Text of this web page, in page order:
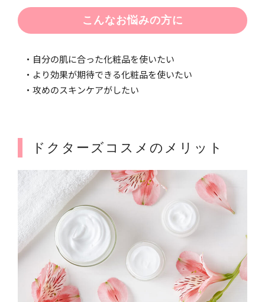
こんなお悩みの方に
・自分の肌に合った化粧品を使いたい
・より効果が期待できる化粧品を使いたい
・攻めのスキンケアがしたい
ドクターズコスメのメリット